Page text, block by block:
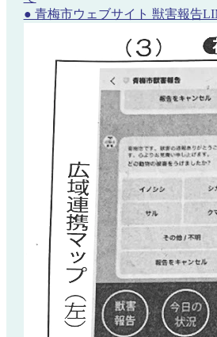
● 青梅市ウェブサイト 獣害報告